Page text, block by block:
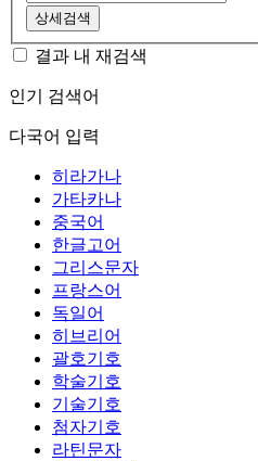
상세검색
결과 내 재검색
인기 검색어
다국어 입력
히라가나
가타카나
중국어
한글고어
그리스문자
프랑스어
독일어
히브리어
괄호기호
학술기호
기술기호
첨자기호
라틴문자